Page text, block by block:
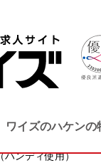
ワイズのハケンの
ッキング・入出庫作業
ハンディ使用）